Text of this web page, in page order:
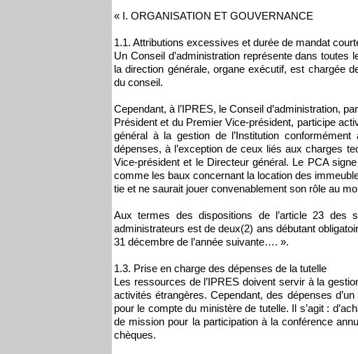
« I. ORGANISATION ET GOUVERNANCE
1.1. Attributions excessives et durée de mandat
Un Conseil d’administration représente dans toutes
la direction générale, organe exécutif, est chargée
du conseil.
Cependant, à l’IPRES, le Conseil d’administration,
Président et du Premier Vice-président, participe
général à la gestion de l’Institution
dépenses, à l’exception de ceux liés aux charges
Vice-président et le Directeur général. Le PCA
comme les baux concernant la location des
tie et ne saurait jouer convenablement son rôle au
Aux termes des dispositions de l’article 23 des
administrateurs est de deux(2) ans débutant
31 décembre de l’année suivante…. ».
1.3. Prise en charge des dépenses de la tutelle
Les ressources de l’IPRES doivent servir à la
activités étrangères. Cependant, des dépenses
pour le compte du ministère de tutelle. Il s’agit :
de mission pour la participation à la conférence
chèques.